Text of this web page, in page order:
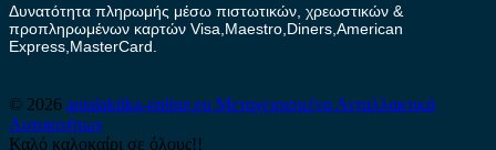
Δυνατότητα πληρωμής μέσω πιστωτικών, χρεωστικών &
προπληρωμένων καρτών Visa,Maestro,Diners,American
Express,MasterCard.
© 2026 antalaktika-online.eu Μεταχειρισμένα Ανταλλακτικά
Αυτοκινήτων
Καλό καλοκαίρι σε όλους!!